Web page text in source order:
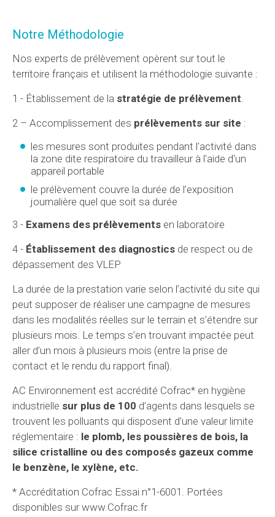
Notre Méthodologie
Nos experts de prélèvement opèrent sur tout le
territoire français et utilisent la méthodologie suivante :
1 - Établissement de la stratégie de prélèvement
2 – Accomplissement des prélèvements sur site :
les mesures sont produites pendant l'activité dans
la zone dite respiratoire du travailleur à l'aide d'un
appareil portable
le prélèvement couvre la durée de l’exposition
journalière quel que soit sa durée
3 - Examens des prélèvements en laboratoire
4 - Établissement des diagnostics de respect ou de
dépassement des VLEP
La durée de la prestation varie selon l’activité du site qui
peut supposer de réaliser une campagne de mesures
dans les modalités réelles sur le terrain et s’étendre sur
plusieurs mois. Le temps s’en trouvant impactée peut
aller d’un mois à plusieurs mois (entre la prise de
contact et le rendu du rapport final).
AC Environnement est accrédité Cofrac* en hygiène
industrielle sur plus de 100 d’agents dans lesquels se
trouvent les polluants qui disposent d’une valeur limite
réglementaire : le plomb, les poussières de bois, la
silice cristalline ou des composés gazeux comme
le benzène, le xylène, etc.
* Accréditation Cofrac Essai n°1-6001. Portées
disponibles sur www.Cofrac.fr